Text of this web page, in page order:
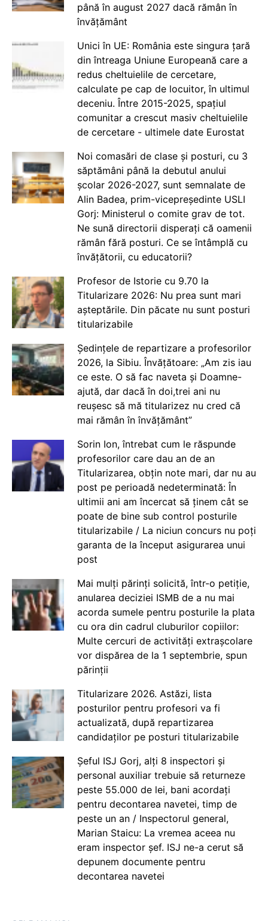
până în august 2027 dacă rămân în
învățământ
Unici în UE: România este singura țară
din întreaga Uniune Europeană care a
redus cheltuielile de cercetare,
calculate pe cap de locuitor, în ultimul
deceniu. Între 2015-2025, spațiul
comunitar a crescut masiv cheltuielile
de cercetare - ultimele date Eurostat
Noi comasări de clase și posturi, cu 3
săptămâni până la debutul anului
școlar 2026-2027, sunt semnalate de
Alin Badea, prim-vicepreședinte USLI
Gorj: Ministerul o comite grav de tot.
Ne sună directorii disperați că oamenii
rămân fără posturi. Ce se întâmplă cu
învățătorii, cu educatorii?
Profesor de Istorie cu 9.70 la
Titularizare 2026: Nu prea sunt mari
așteptările. Din păcate nu sunt posturi
titularizabile
Ședințele de repartizare a profesorilor
2026, la Sibiu. Învățătoare: „Am zis iau
ce este. O să fac naveta și Doamne-
ajută, dar dacă în doi,trei ani nu
reușesc să mă titularizez nu cred că
mai rămân în învățământ”
Sorin Ion, întrebat cum le răspunde
profesorilor care dau an de an
Titularizarea, obțin note mari, dar nu au
post pe perioadă nedeterminată: În
ultimii ani am încercat să ținem cât se
poate de bine sub control posturile
titularizabile / La niciun concurs nu poți
garanta de la început asigurarea unui
post
Mai mulți părinți solicită, într-o petiție,
anularea deciziei ISMB de a nu mai
acorda sumele pentru posturile la plata
cu ora din cadrul cluburilor copiilor:
Multe cercuri de activități extrașcolare
vor dispărea de la 1 septembrie, spun
părinții
Titularizare 2026. Astăzi, lista
posturilor pentru profesori va fi
actualizată, după repartizarea
candidaților pe posturi titularizabile
Șeful ISJ Gorj, alți 8 inspectori și
personal auxiliar trebuie să returneze
peste 55.000 de lei, bani acordați
pentru decontarea navetei, timp de
peste un an / Inspectorul general,
Marian Staicu: La vremea aceea nu
eram inspector șef. ISJ ne-a cerut să
depunem documente pentru
decontarea navetei